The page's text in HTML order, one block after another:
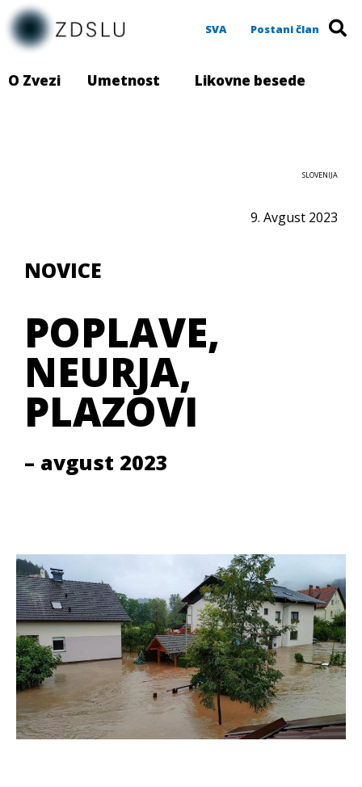
SVA Postani član
O Zvezi Umetnost Likovne besede
NOVICE
POPLAVE,
NEURJA,
PLAZOVI
– avgust 2023
SLOVENIJA
9. Avgust 2023